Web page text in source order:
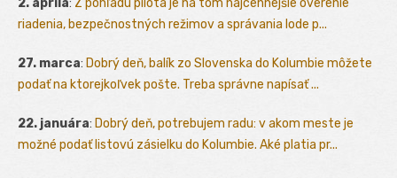
2. apríla: Z pohľadu pilota je na tom najcennejšie overenie
riadenia, bezpečnostných režimov a správania lode p...
27. marca: Dobrý deň, balík zo Slovenska do Kolumbie môžete
podať na ktorejkoľvek pošte. Treba správne napísať ...
22. januára: Dobrý deň, potrebujem radu: v akom meste je
možné podať listovú zásielku do Kolumbie. Aké platia pr...